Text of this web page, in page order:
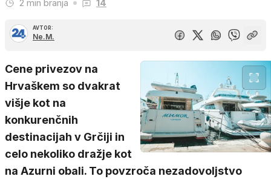
2 min branja
14
AVTOR:
Ne.M.
Cene privezov na
Hrvaškem so dvakrat
višje kot na
konkurenčnih
destinacijah v Grčiji in
celo nekoliko dražje kot
na Azurni obali. To povzroča nezadovoljstvo